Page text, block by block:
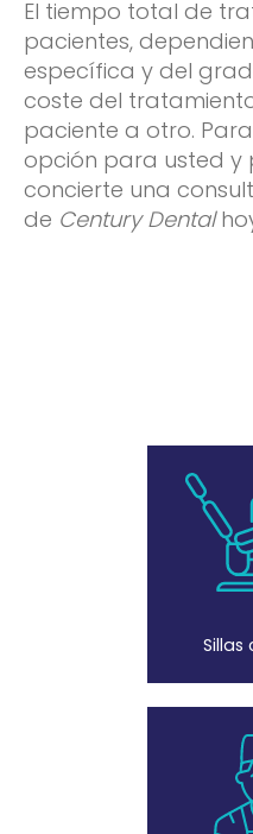
El tiempo total de
pacientes,
específica y del
coste del
paciente a otro.
opción para usted y
concierte una
de Century Dental
Sillas